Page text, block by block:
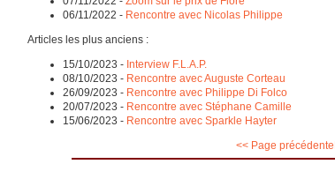
06/11/2022 - Rencontre avec Nicolas Philippe
Articles les plus anciens :
15/10/2023 - Interview F.L.A.P.
08/10/2023 - Rencontre avec Auguste Corteau
26/09/2023 - Rencontre avec Philippe Di Folco
20/07/2023 - Rencontre avec Stéphane Camille
15/06/2023 - Rencontre avec Sparkle Hayter
<< Page précédente